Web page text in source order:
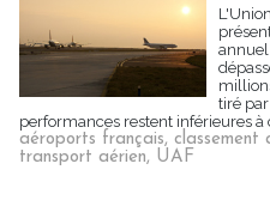
tiré
performances restent inférieures à
aéroports français, classement
transport aérien, UAF